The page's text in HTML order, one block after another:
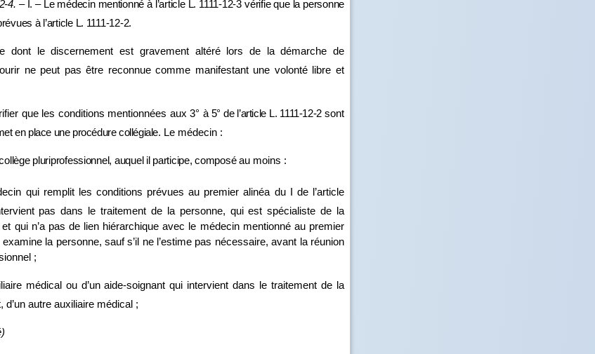
‑4. – I. – Le médecin mentionné à l’article L. 1111‑12‑3 vérifie que la personne
à l’article L. 1111‑12‑2.
dont le discernement est gravement altéré lors de la démarche de
ne peut pas être reconnue comme manifestant une volonté libre et
que les conditions mentionnées aux 3°à 5° de l’article L. 1111‑12‑2 sont
en place une procédure collégiale. Le médecin :
pluriprofessionnel, auquel il participe, composéau moins :
qui remplit les conditions prévues au premier alinéa du I de l’article
pas dans le traitement de la personne, qui est spécialiste de la
qui n’a pas de lien hiérarchique avec le médecin mentionné au premier
la personne, sauf s’il ne l’estime pas nécessaire, avant la réunion
;
médical ou d’un aide‑soignant qui intervient dans le traitement de la
d’un autre auxiliaire médical ;